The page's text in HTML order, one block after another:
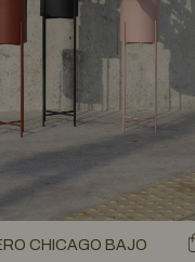
CHICAGO BAJO